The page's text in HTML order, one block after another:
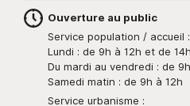
Ouverture au public
Service population / accueil :
Lundi : de 9h à 12h et de
Du mardi au vendredi : de
Samedi matin : de 9h à 12h
Service urbanisme :